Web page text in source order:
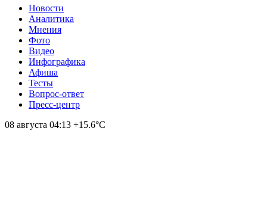
Новости
Аналитика
Мнения
Фото
Видео
Инфографика
Афиша
Тесты
Вопрос-ответ
Пресс-центр
08 августа 04:13 +15.6°С